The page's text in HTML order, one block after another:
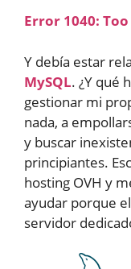
Error 1040:
Y debía estar
MySQL. ¿Y qué
gestionar mi
nada, a
y buscar
principiantes.
hosting OVH y
ayudar porque
servidor